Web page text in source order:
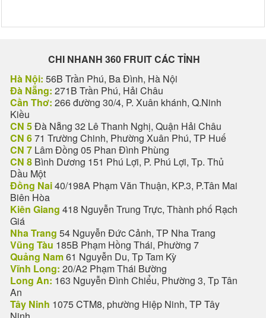
CHI NHANH 360 FRUIT CÁC TỈNH
Hà Nội: 56B Trần Phú, Ba Đình, Hà Nội
Đà Nẵng: 271B Trần Phú, Hải Châu
Cần Thơ: 266 đường 30/4, P. Xuân khánh, Q.Ninh
Kiều
CN 5Đà Nẵng 32 Lê Thanh Nghị, Quận Hải Châu
CN 671 Trường Chinh, Phường Xuân Phú, TP Huế
CN 7 Lâm Đồng 05 Phan Đình Phùng
CN 8 Bình Dương 151 Phú Lợi, P. Phú Lợi, Tp. Thủ
Dầu Một
Đồng Nai40/198A Phạm Văn Thuận, KP.3, P.Tân Mai
Biên Hòa
Kiên Giang 418 Nguyễn Trung Trực, Thành phố Rạch
Giá
Nha Trang 54 Nguyễn Đức Cảnh, TP Nha Trang
Vũng Tàu 185B Phạm Hồng Thái, Phường 7
Quảng Nam61 Nguyễn Du, Tp Tam Kỳ
Vĩnh Long: 20/A2 Phạm Thái Bường
Long An: 163 Nguyễn Đình Chiểu, Phường 3, Tp Tân
An
Tây Ninh 1075 CTM8, phường Hiệp Ninh, TP Tây